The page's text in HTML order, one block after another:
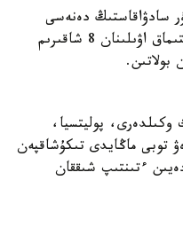
سادۋاقاستىڭ دەنەسى
بۇگىن 17:40-تا جامبىل اۋدانى ىنتىماق اۋىلىنان 8 شاقىرىم
بولاتىن.
پوليتسيا،
توبى ماڭايدى تىكۇشاقپەن
ءتىنتىپ شىققان